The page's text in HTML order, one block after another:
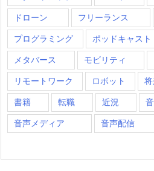
ドローン フリーランス
プログラミング ポッドキャスト
メタバース モビリティ
リモートワーク ロボット
書籍 転職 近況
音声メディア 音声配信